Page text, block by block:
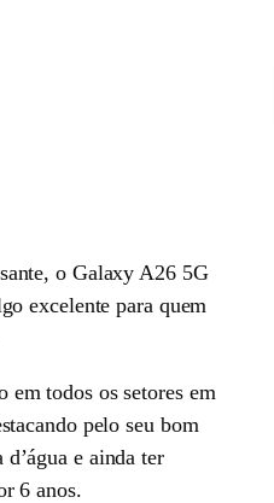
o Galaxy A26 5G
excelente para quem
em todos os setores em
pelo seu bom
e ainda ter
6 anos.